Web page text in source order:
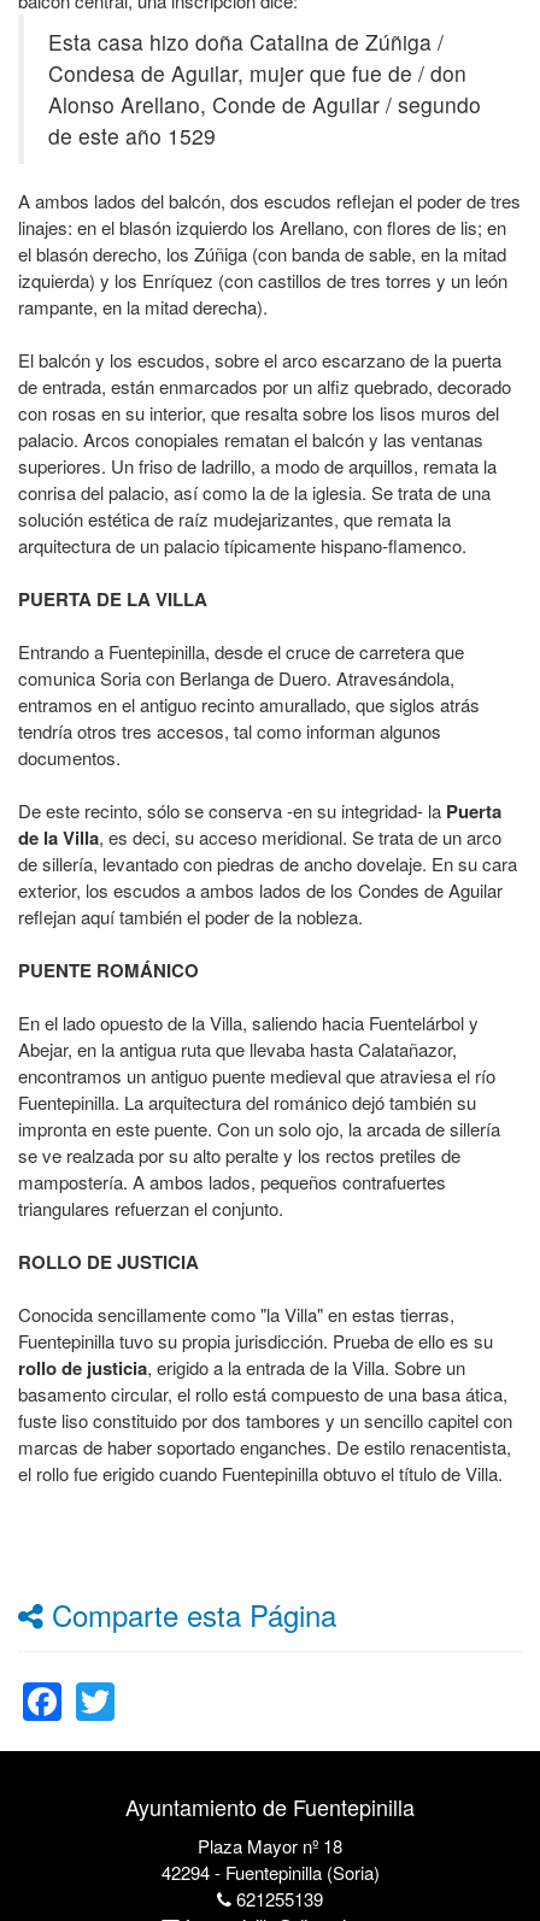
Esta casa hizo doña Catalina de Zúñiga /
Condesa de Aguilar, mujer que fue de / don
Alonso Arellano, Conde de Aguilar / segundo
de este año 1529
A ambos lados del balcón, dos escudos reflejan el poder de tres
linajes: en el blasón izquierdo los Arellano, con flores de lis; en
el blasón derecho, los Zúñiga (con banda de sable, en la mitad
izquierda) y los Enríquez (con castillos de tres torres y un león
rampante, en la mitad derecha).
El balcón y los escudos, sobre el arco escarzano de la puerta
de entrada, están enmarcados por un alfiz quebrado, decorado
con rosas en su interior, que resalta sobre los lisos muros del
palacio. Arcos conopiales rematan el balcón y las ventanas
superiores. Un friso de ladrillo, a modo de arquillos, remata la
conrisa del palacio, así como la de la iglesia. Se trata de una
solución estética de raíz mudejarizantes, que remata la
arquitectura de un palacio típicamente hispano-flamenco.
PUERTA DE LA VILLA
Entrando a Fuentepinilla, desde el cruce de carretera que
comunica Soria con Berlanga de Duero. Atravesándola,
entramos en el antiguo recinto amurallado, que siglos atrás
tendría otros tres accesos, tal como informan algunos
documentos.
De este recinto, sólo se conserva -en su integridad- la Puerta
de la Villa, es deci, su acceso meridional. Se trata de un arco
de sillería, levantado con piedras de ancho dovelaje. En su cara
exterior, los escudos a ambos lados de los Condes de Aguilar
reflejan aquí también el poder de la nobleza.
PUENTE ROMÁNICO
En el lado opuesto de la Villa, saliendo hacia Fuentelárbol y
Abejar, en la antigua ruta que llevaba hasta Calatañazor,
encontramos un antiguo puente medieval que atraviesa el río
Fuentepinilla. La arquitectura del románico dejó también su
impronta en este puente. Con un solo ojo, la arcada de sillería
se ve realzada por su alto peralte y los rectos pretiles de
mampostería. A ambos lados, pequeños contrafuertes
triangulares refuerzan el conjunto.
ROLLO DE JUSTICIA
Conocida sencillamente como "la Villa" en estas tierras,
Fuentepinilla tuvo su propia jurisdicción. Prueba de ello es su
rollo de justicia, erigido a la entrada de la Villa. Sobre un
basamento circular, el rollo está compuesto de una basa ática,
fuste liso constituido por dos tambores y un sencillo capitel con
marcas de haber soportado enganches. De estilo renacentista,
el rollo fue erigido cuando Fuentepinilla obtuvo el título de Villa.
Comparte esta Página
Facebook
Ayuntamiento de Fuentepinilla
Plaza Mayor nº 18
42294 - Fuentepinilla (Soria)
621255139